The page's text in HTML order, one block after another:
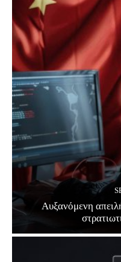
Αυξανόμενη